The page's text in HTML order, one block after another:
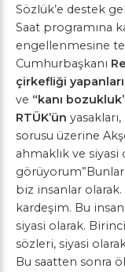
Sözlük’e destek
Saat programına
engellenmesine
Cumhurbaşkanı
çirkefliği
ve “kanı
RTÜK’ün
sorusu üzerine
ahmaklık ve
biz insanlar olarak.
kardeşim. Bu
siyasi olarak.
sözleri, siyasi
Bu saatten sonra